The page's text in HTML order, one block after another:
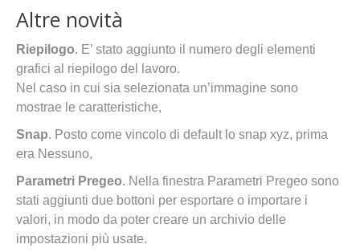
Altre novità
Riepilogo. E’ stato aggiunto il numero degli elementi
grafici al riepilogo del lavoro.
Nel caso in cui sia selezionata un’immagine sono
mostrae le caratteristiche,
Snap. Posto come vincolo di default lo snap xyz, prima
era Nessuno,
Parametri Pregeo. Nella finestra Parametri Pregeo sono
stati aggiunti due bottoni per esportare o importare i
valori, in modo da poter creare un archivio delle
impostazioni più usate.